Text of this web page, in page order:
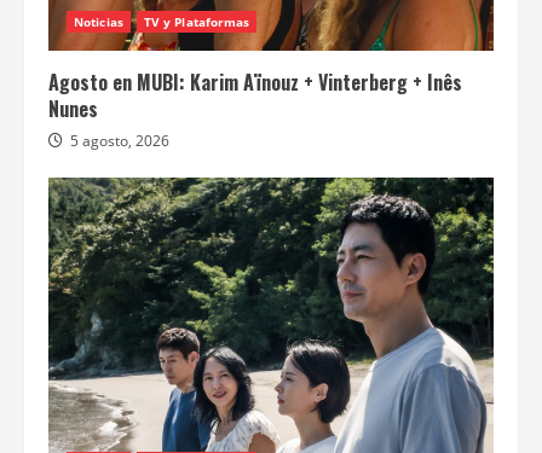
Noticias TV y Plataformas
Agosto en MUBI: Karim Aïnouz + Vinterberg + Inês
Nunes
5 agosto, 2026